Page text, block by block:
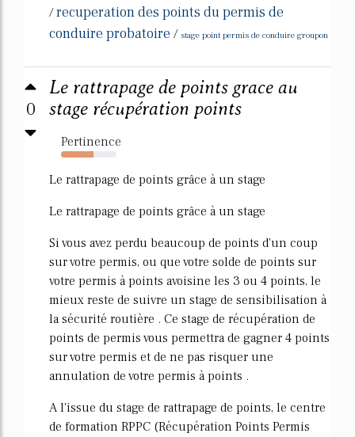
/recuperation des points du permis de
conduire probatoire / stage point permis de conduire groupon
0
Le rattrapage de points grace au
stage récupération points
Pertinence
58%
Le rattrapage de points grâce à un stage
Le rattrapage de points grâce à un stage
Si vous avez perdu beaucoup de points d'un coup
sur votre permis, ou que votre solde de points sur
votre permis à points avoisine les 3 ou 4 points, le
mieux reste de suivre un stage de sensibilisation à
la sécurité routière . Ce stage de récupération de
points de permis vous permettra de gagner 4 points
sur votre permis et de ne pas risquer une
annulation de votre permis à points .
A l'issue du stage de rattrapage de points, le centre
de formation RPPC (Récupération Points Permis